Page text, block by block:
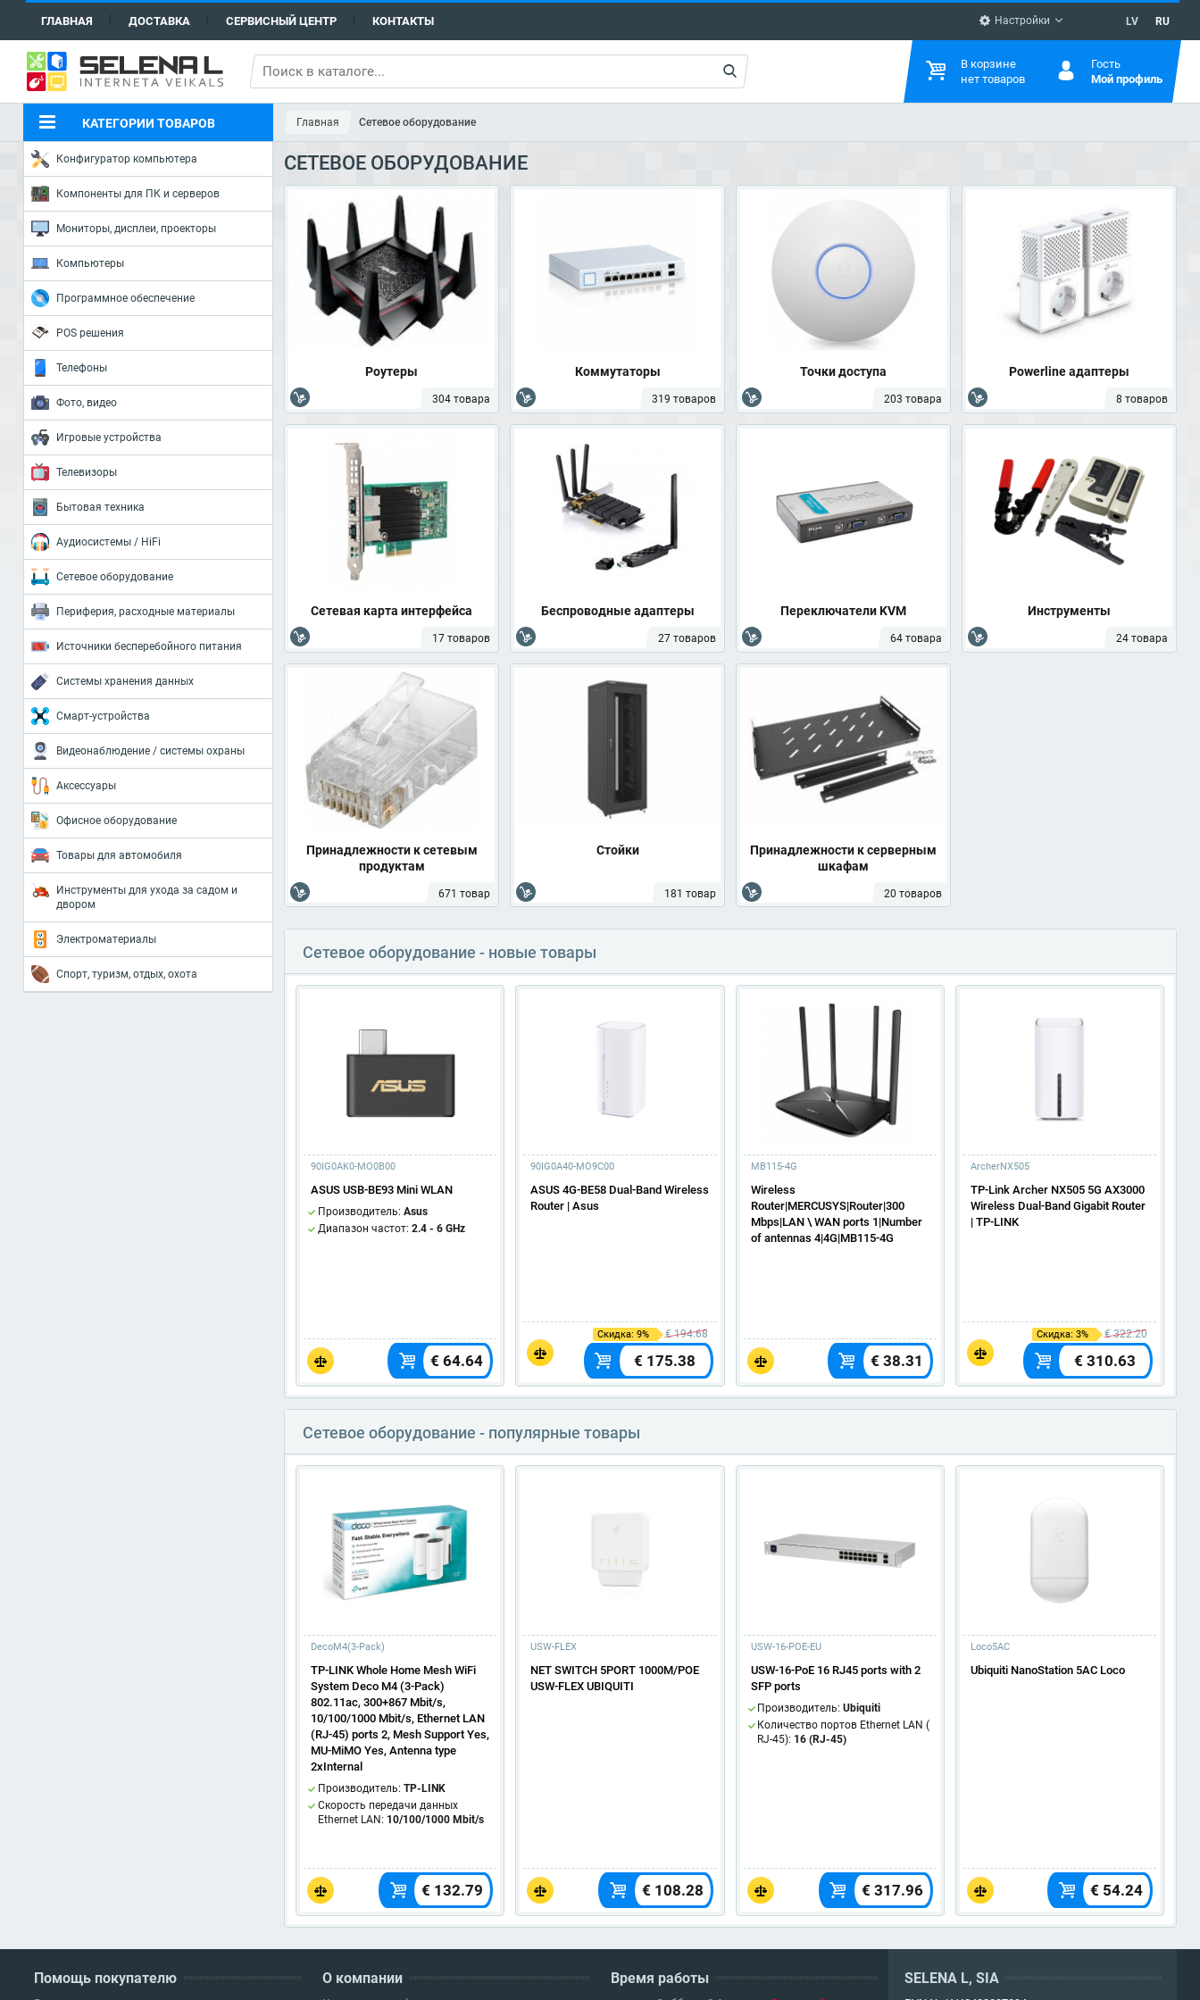
ГЛАВНАЯ ДОСТАВКА СЕРВИСНЫЙ ЦЕНТР КОНТАКТЫ Настройки LV RU
В корзине
нет товаров
Гость
Мой профиль
КАТЕГОРИИ ТОВАРОВ Главная Сетевое оборудование
Конфигуратор компьютера
Компоненты для ПК и серверов
Мониторы, дисплеи, проекторы
Компьютеры
Программное обеспечение
POS решения
Телефоны
Фото, видео
Игровые устройства
Телевизоры
Бытовая техника
Аудиосистемы / HiFi
Сетевое оборудование
Периферия, расходные материалы
Источники бесперебойного питания
Системы хранения данных
Смарт-устройства
Видеонаблюдение / системы охраны
Аксессуары
Офисное оборудование
Товары для автомобиля
Инструменты для ухода за садом и
двором
Электроматериалы
Спорт, туризм, отдых, охота
СЕТЕВОЕ ОБОРУДОВАНИЕ
Роутеры
304 товара
Коммутаторы
319 товаров
Точки доступа
203 товара
Powerline адаптеры
8 товаров
Сетевая карта интерфейса
17 товаров
Беспроводные адаптеры
27 товаров
Переключатели KVM
64 товара
Инструменты
24 товара
Принадлежности к сетевым
продуктам
671 товар
Стойки
181 товар
Принадлежности к серверным
шкафам
20 товаров
Сетевое оборудование - новые товары
90IG0AK0-MO0B00
ASUS USB-BE93 Mini WLAN
Производитель: Asus
Диапазон частот: 2.4 - 6 GHz
€ 64.64
90IG0A40-MO9C00
ASUS 4G-BE58 Dual-Band Wireless
Router | Asus
Скидка: 9% € 194.68
€ 175.38
MB115-4G
Wireless
Router|MERCUSYS|Router|300
Mbps|LAN \ WAN ports 1|Number
of antennas 4|4G|MB115-4G
€ 38.31
ArcherNX505
TP-Link Archer NX505 5G AX3000
Wireless Dual-Band Gigabit Router
| TP-LINK
Скидка: 3% € 322.20
€ 310.63
Сетевое оборудование - популярные товары
DecoM4(3-Pack)
TP-LINK Whole Home Mesh WiFi
System Deco M4 (3-Pack)
802.11ac, 300+867 Mbit/s,
10/100/1000 Mbit/s, Ethernet LAN
(RJ-45) ports 2, Mesh Support Yes,
MU-MiMO Yes, Antenna type
2xInternal
Производитель: TP-LINK
Скорость передачи данных
Ethernet LAN: 10/100/1000 Mbit/s
€ 132.79
USW-FLEX
NET SWITCH 5PORT 1000M/POE
USW-FLEX UBIQUITI
€ 108.28
USW-16-POE-EU
USW-16-PoE 16 RJ45 ports with 2
SFP ports
Производитель:Ubiquiti
Количество портов Ethernet LAN (
RJ-45): 16 (RJ-45)
€ 317.96
Loco5AC
Ubiquiti NanoStation 5AC Loco
€ 54.24
Помощь покупателю О компании Время работы SELENA L, SIA